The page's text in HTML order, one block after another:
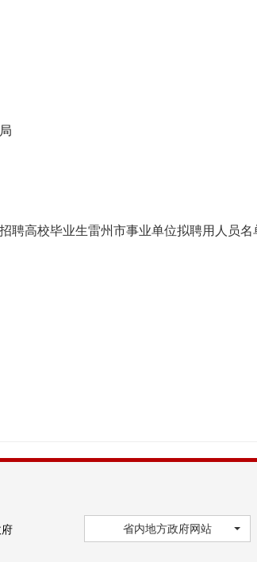
聘高校毕业生雷州市事业单位拟聘用人员
省内地方政府网站